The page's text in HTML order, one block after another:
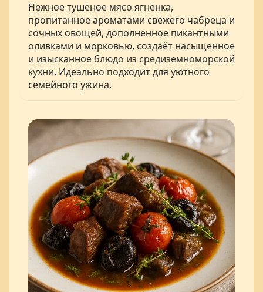
Нежное тушёное мясо ягнёнка,
пропитанное ароматами свежего чабреца и
сочных овощей, дополненное пикантными
оливками и морковью, создаёт насыщенное
и изысканное блюдо из средиземноморской
кухни. Идеально подходит для уютного
семейного ужина.